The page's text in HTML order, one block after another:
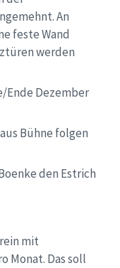
An
feste Wand
werden
Ende Dezember
Bühne folgen
den Estrich
mit
Monat. Das soll